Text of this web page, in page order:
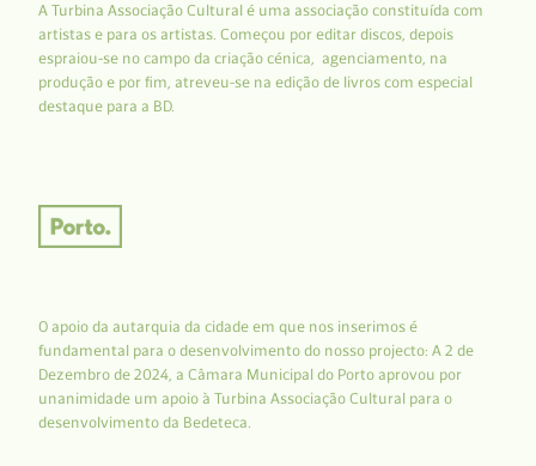
A Turbina Associação Cultural é uma associação constituída com
artistas e para os artistas. Começou por editar discos, depois
espraiou-se no campo da criação cénica, agenciamento, na
produção e por fim, atreveu-se na edição de livros com especial
destaque para a BD.
O apoio da autarquia da cidade em que nos inserimos é
fundamental para o desenvolvimento do nosso projecto: A 2 de
Dezembro de 2024, a Câmara Municipal do Porto aprovou por
unanimidade um apoio à Turbina Associação Cultural para o
desenvolvimento da Bedeteca.